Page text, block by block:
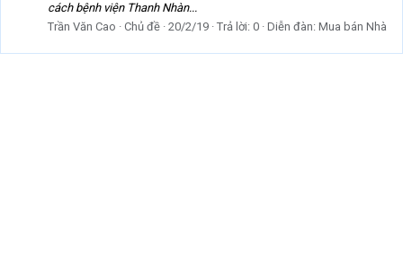
cách bệnh viện Thanh Nhàn...
Trần Văn Cao
Chủ đề 20/2/19 Trả lời: 0 Diễn đàn: Mua bán Nhà